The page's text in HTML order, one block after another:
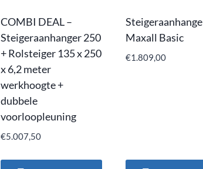
COMBI DEAL –
Steigeraanhanger 250
+ Rolsteiger 135 x 250
x 6,2 meter
werkhoogte +
dubbele
voorloopleuning
€5.007,50
Maxall Basic
€1.809,00